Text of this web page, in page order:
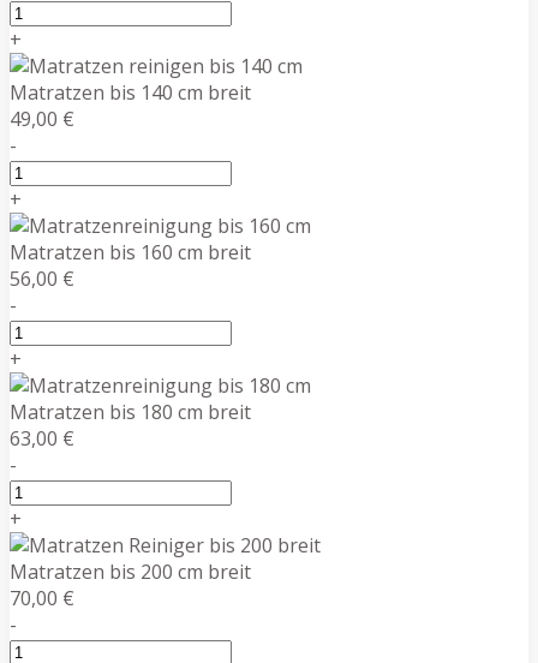
+
Matratzen bis 140 cm breit
49,00 €
-
+
Matratzen bis 160 cm breit
56,00 €
-
+
Matratzen bis 180 cm breit
63,00 €
-
+
Matratzen bis 200 cm breit
70,00 €
-